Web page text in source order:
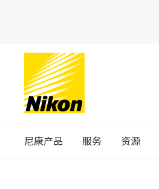
尼康产品 服务 资源